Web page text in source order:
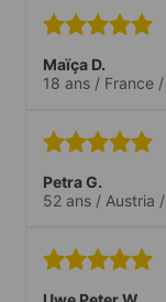
Maïça D.
18 ans / France /
Petra G.
52 ans / Austria /